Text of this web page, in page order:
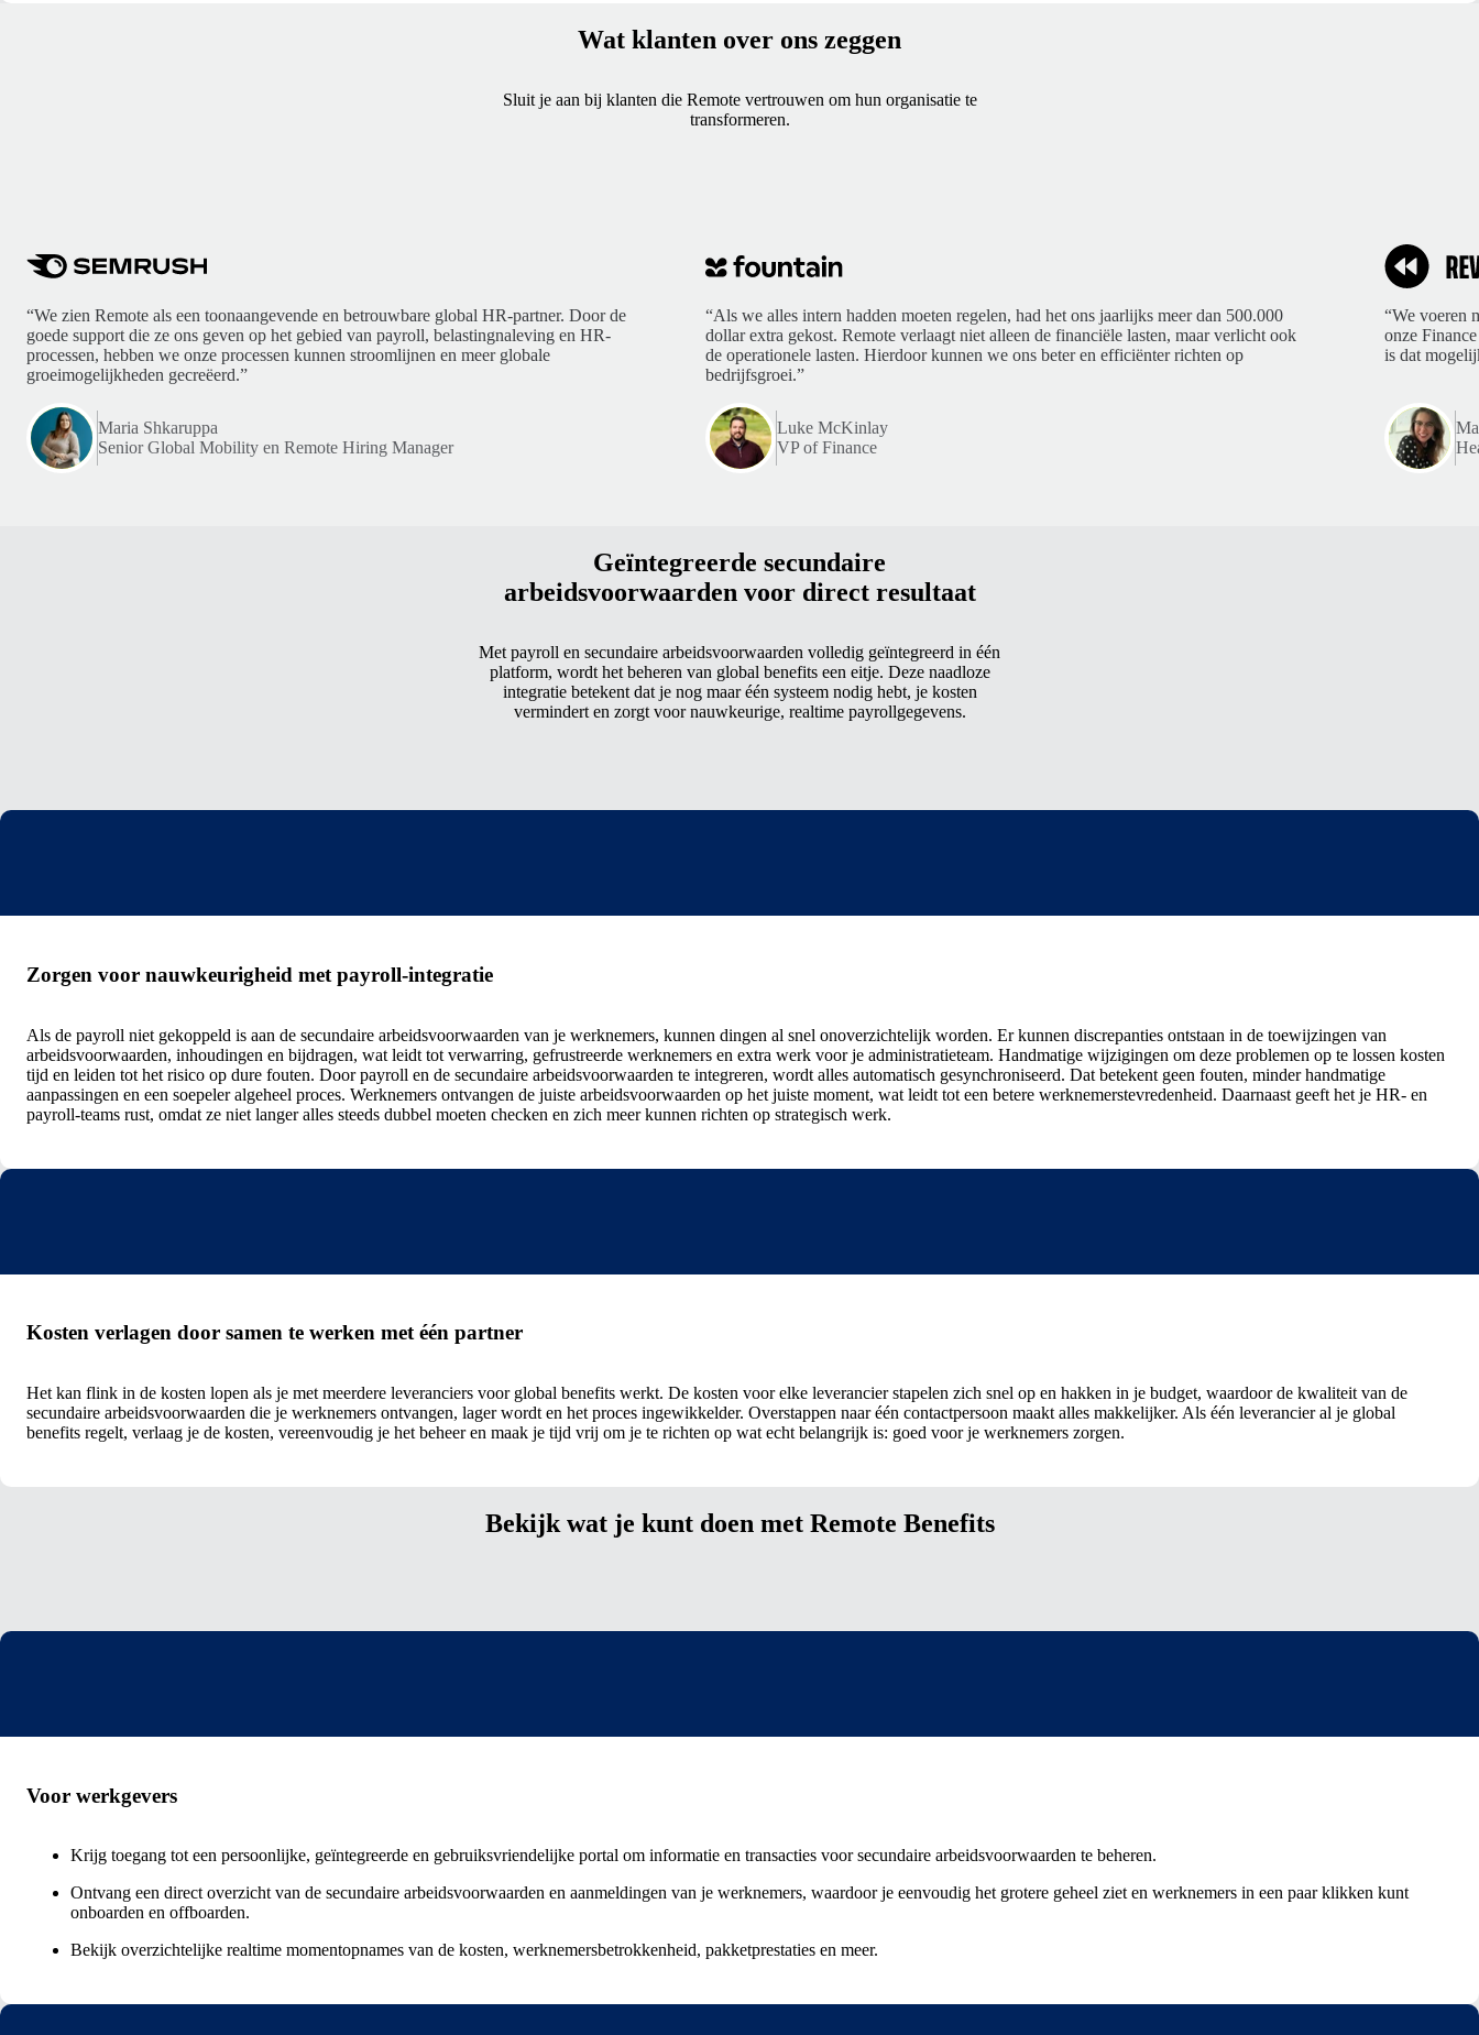
Wat klanten over ons zeggen
Sluit je aan bij klanten die Remote vertrouwen om hun organisatie te
transformeren.
“We zien Remote als een toonaangevende en betrouwbare global HR-partner. Door de
goede support die ze ons geven op het gebied van payroll, belastingnaleving en HR-
processen, hebben we onze processen kunnen stroomlijnen en meer globale
groeimogelijkheden gecreëerd.”
Maria Shkaruppa
Senior Global Mobility en Remote Hiring Manager
“Als we alles intern hadden moeten regelen, had het ons jaarlijks meer dan 500.000
dollar extra gekost. Remote verlaagt niet alleen de financiële lasten, maar verlicht ook
de operationele lasten. Hierdoor kunnen we ons beter en efficiënter richten op
bedrijfsgroei.”
Luke McKinlay
VP of Finance
“We voeren
onze
is dat
Geïntegreerde secundaire
arbeidsvoorwaarden voor direct resultaat
Met payroll en secundaire arbeidsvoorwaarden volledig geïntegreerd in één
platform, wordt het beheren van global benefits een eitje. Deze naadloze
integratie betekent dat je nog maar één systeem nodig hebt, je kosten
vermindert en zorgt voor nauwkeurige, realtime payrollgegevens.
Zorgen voor nauwkeurigheid met payroll-integratie
Als de payroll niet gekoppeld is aan de secundaire arbeidsvoorwaarden van je werknemers, kunnen dingen al snel onoverzichtelijk worden. Er kunnen discrepanties ontstaan in de toewijzingen van
arbeidsvoorwaarden, inhoudingen en bijdragen, wat leidt tot verwarring, gefrustreerde werknemers en extra werk voor je administratieteam. Handmatige wijzigingen om deze problemen op te lossen kosten
tijd en leiden tot het risico op dure fouten. Door payroll en de secundaire arbeidsvoorwaarden te integreren, wordt alles automatisch gesynchroniseerd. Dat betekent geen fouten, minder handmatige
aanpassingen en een soepeler algeheel proces. Werknemers ontvangen de juiste arbeidsvoorwaarden op het juiste moment, wat leidt tot een betere werknemerstevredenheid. Daarnaast geeft het je HR- en
payroll-teams rust, omdat ze niet langer alles steeds dubbel moeten checken en zich meer kunnen richten op strategisch werk.
Kosten verlagen door samen te werken met één partner
Het kan flink in de kosten lopen als je met meerdere leveranciers voor global benefits werkt. De kosten voor elke leverancier stapelen zich snel op en hakken in je budget, waardoor de kwaliteit van de
secundaire arbeidsvoorwaarden die je werknemers ontvangen, lager wordt en het proces ingewikkelder. Overstappen naar één contactpersoon maakt alles makkelijker. Als één leverancier al je global
benefits regelt, verlaag je de kosten, vereenvoudig je het beheer en maak je tijd vrij om je te richten op wat echt belangrijk is: goed voor je werknemers zorgen.
Bekijk wat je kunt doen met Remote Benefits
Voor werkgevers
Krijg toegang tot een persoonlijke, geïntegreerde en gebruiksvriendelijke portal om informatie en transacties voor secundaire arbeidsvoorwaarden te beheren.
Ontvang een direct overzicht van de secundaire arbeidsvoorwaarden en aanmeldingen van je werknemers, waardoor je eenvoudig het grotere geheel ziet en werknemers in een paar klikken kunt
onboarden en offboarden.
Bekijk overzichtelijke realtime momentopnames van de kosten, werknemersbetrokkenheid, pakketprestaties en meer.